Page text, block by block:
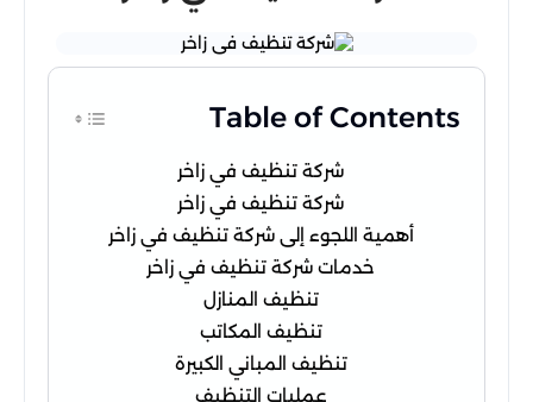
Table of Contents
شركة تنظيف في زاخر
شركة تنظيف في زاخر
أهمية اللجوء إلى شركة تنظيف في زاخر
خدمات شركة تنظيف في زاخر
تنظيف المنازل
تنظيف المكاتب
تنظيف المباني الكبيرة
عمليات التنظيف